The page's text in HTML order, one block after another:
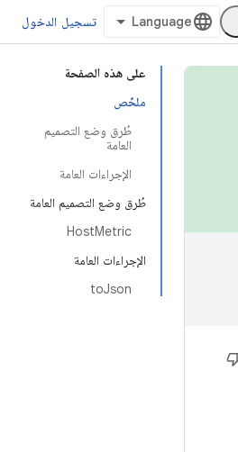
تسجيل الدخول
على هذه الصفحة
ملخّص
طُرق وضع التصميم
العامة
الإجراءات العامة
طُرق وضع التصميم العامة
HostMetric
الإجراءات العامة
toJson